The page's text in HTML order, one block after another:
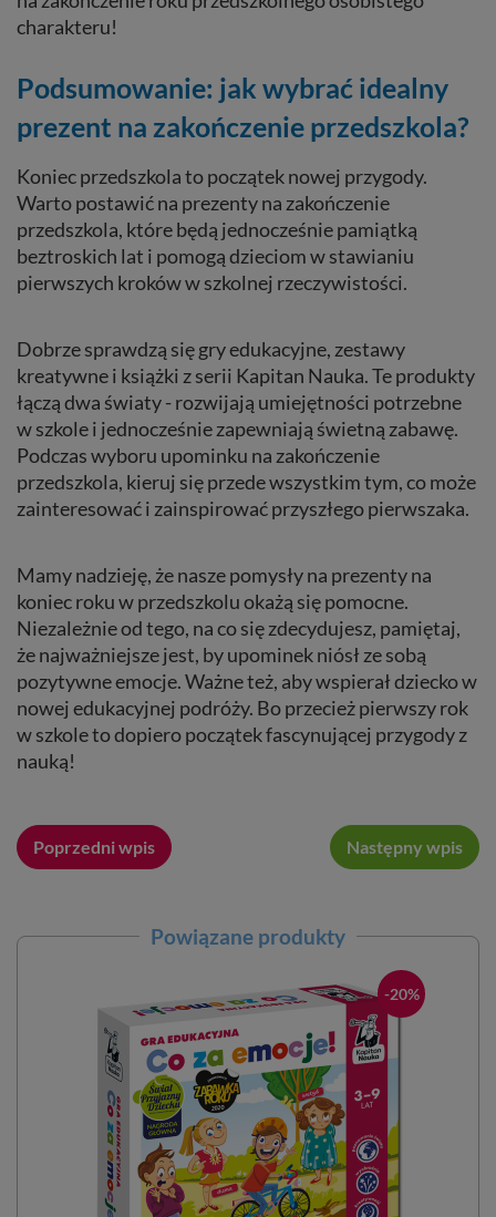
charakteru!
Podsumowanie: jak wybrać idealny
prezent na zakończenie przedszkola?
Koniec przedszkola to początek nowej przygody.
Warto postawić na prezenty na zakończenie
przedszkola, które będą jednocześnie pamiątką
beztroskich lat i pomogą dzieciom w stawianiu
pierwszych kroków w szkolnej rzeczywistości.
Dobrze sprawdzą się gry edukacyjne, zestawy
kreatywne i książki z serii Kapitan Nauka. Te produkty
łączą dwa światy - rozwijają umiejętności potrzebne
w szkole i jednocześnie zapewniają świetną zabawę.
Podczas wyboru upominku na zakończenie
przedszkola, kieruj się przede wszystkim tym, co może
zainteresować i zainspirować przyszłego pierwszaka.
Mamy nadzieję, że nasze pomysły na prezenty na
koniec roku w przedszkolu okażą się pomocne.
Niezależnie od tego, na co się zdecydujesz, pamiętaj,
że najważniejsze jest, by upominek niósł ze sobą
pozytywne emocje. Ważne też, aby wspierał dziecko w
nowej edukacyjnej podróży. Bo przecież pierwszy rok
w szkole to dopiero początek fascynującej przygody z
nauką!
Poprzedni wpis Następny wpis
Powiązane produkty
-20%